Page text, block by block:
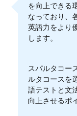
を向上できる
なっており、
英語力をより
します。
スパルタコー
ルタコースを
語テストと文
向上させるポ